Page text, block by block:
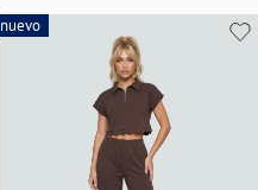
nuevo
nuevo